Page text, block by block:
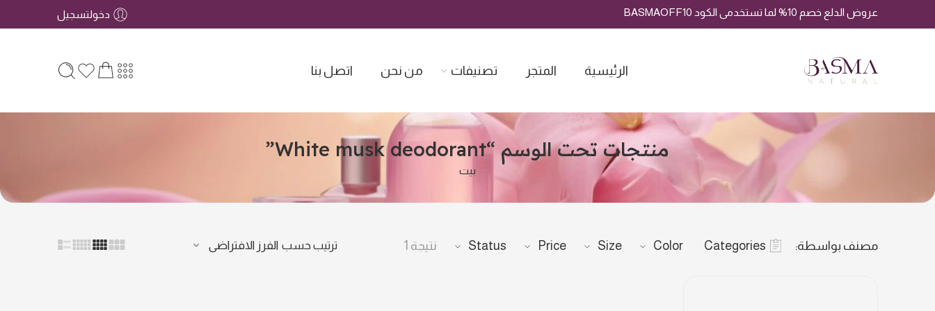
عروض الدلع خصم 10% لما تستخدمى الكود BASMAOFF10 دخولتسجيل
الرئيسية المتجر تصنيفات من نحن اتصل بنا
منتجات تحت الوسم “White musk deodorant”
بيت
مصنف بواسطة: Categories
Color
Size
Price
Status نتيجة 1 ترتيب حسب الفرز الافتراضى